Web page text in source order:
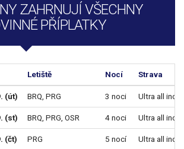
ZAHRNUJÍ VŠECHNY
PŘÍPLATKY
Letiště Nocí Strava
(út) BRQ PRG 3 noci Ultra all
(st) BRQ PRG OSR 4 noci Ultra all
(čt) PRG 5 nocí Ultra all